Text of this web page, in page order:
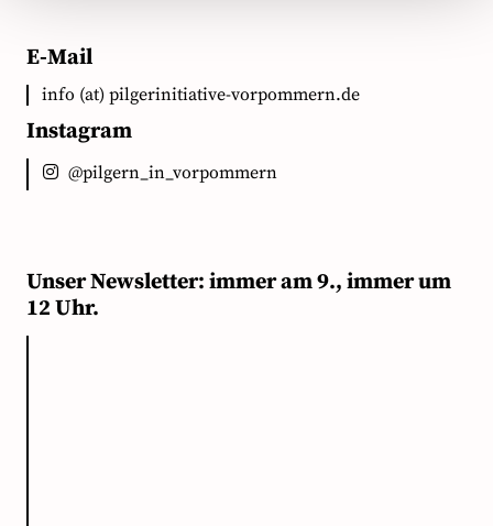
E-Mail
info (at) pilgerinitiative-vorpommern.de
Instagram
@pilgern_in_vorpommern
Unser Newsletter: immer am 9., immer um
12 Uhr.